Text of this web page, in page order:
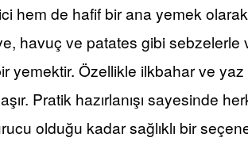
hem de hafif bir ana yemek olarak
havuç ve patates gibi sebzelerle
yemektir. Özellikle ilkbahar ve
Pratik hazırlanışı sayesinde
olduğu kadar sağlıklı bir